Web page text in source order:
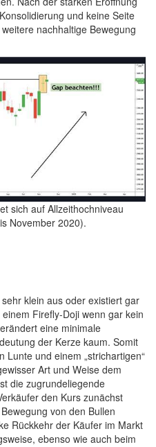
und keine Seite
nachhaltige Bewegung
sich auf Allzeithochniveau
November 2020).
klein aus oder existiert gar
Firefly-Doji wenn gar kein
eine minimale
der Kerze kaum. Somit
Lunte und einem „strichartigen“
Art und Weise dem
die zugrundeliegende
den Kurs zunächst
von den Bullen
Rückkehr der Käufer im Markt
ebenso wie auch beim